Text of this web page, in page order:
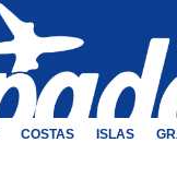
COSTAS ISLAS